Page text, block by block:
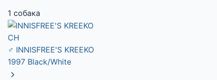
1 собака
CH
♂ INNISFREE'S KREEKO
1997 Black/White